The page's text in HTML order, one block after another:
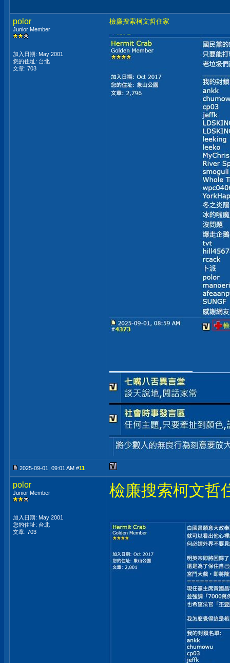
polor
Junior Member
加入日期: May 2001
您的住址: 台北
文章: 703
檢廉搜索柯文哲住家
2025-09-01, 09:01 AM #11
polor
Junior Member
加入日期: May 2001
您的住址: 台北
文章: 703
檢廉搜索柯文哲